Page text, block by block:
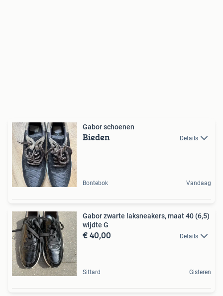
Gabor schoenen
Bieden Details
Bontebok Vandaag
Gabor zwarte laksneakers, maat 40 (6,5)
wijdte G
€ 40,00 Details
Sittard Gisteren